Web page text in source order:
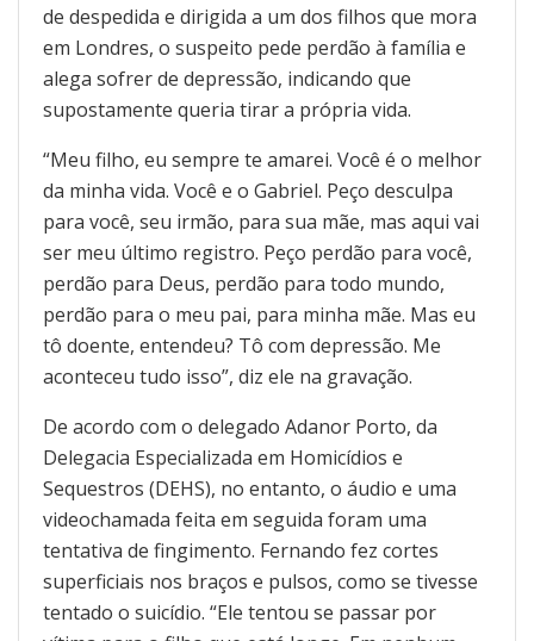
de despedida e dirigida a um dos filhos que mora
em Londres, o suspeito pede perdão à família e
alega sofrer de depressão, indicando que
supostamente queria tirar a própria vida.
“Meu filho, eu sempre te amarei. Você é o melhor
da minha vida. Você e o Gabriel. Peço desculpa
para você, seu irmão, para sua mãe, mas aqui vai
ser meu último registro. Peço perdão para você,
perdão para Deus, perdão para todo mundo,
perdão para o meu pai, para minha mãe. Mas eu
tô doente, entendeu? Tô com depressão. Me
aconteceu tudo isso”, diz ele na gravação.
De acordo com o delegado Adanor Porto, da
Delegacia Especializada em Homicídios e
Sequestros (DEHS), no entanto, o áudio e uma
videochamada feita em seguida foram uma
tentativa de fingimento. Fernando fez cortes
superficiais nos braços e pulsos, como se tivesse
tentado o suicídio. “Ele tentou se passar por